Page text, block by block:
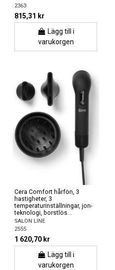
2363
815,31 kr
Lägg till i
varukorgen
Cera Comfort hårfön, 3
hastigheter, 3
temperaturinställningar, jon-
teknologi, borstlös...
SALON LINE
2555
1 620,70 kr
Lägg till i
varukorgen